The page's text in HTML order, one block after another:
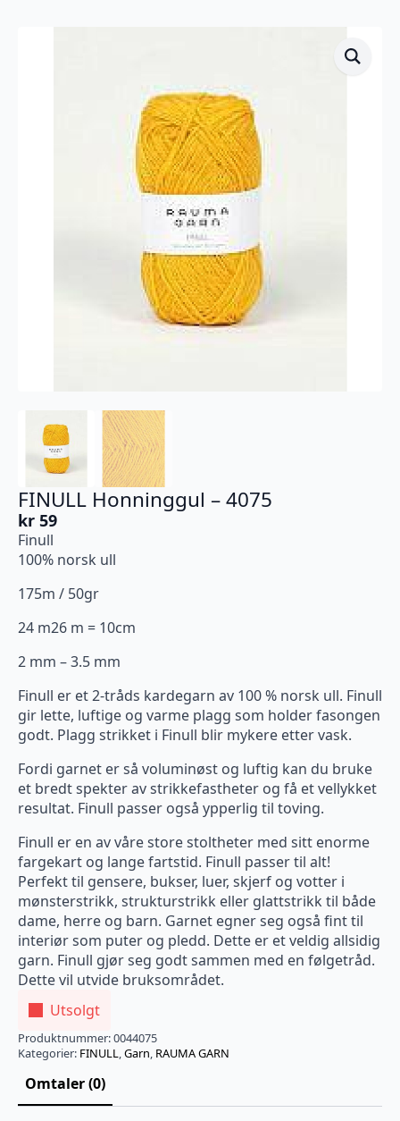
FINULL Honninggul – 4075
kr 59
Finull
100% norsk ull
175m / 50gr
24 m26 m = 10cm
2 mm – 3.5 mm
Finull er et 2-tråds kardegarn av 100 % norsk ull. Finull
gir lette, luftige og varme plagg som holder fasongen
godt. Plagg strikket i Finull blir mykere etter vask.
Fordi garnet er så voluminøst og luftig kan du bruke
et bredt spekter av strikkefastheter og få et vellykket
resultat. Finull passer også ypperlig til toving.
Finull er en av våre store stoltheter med sitt enorme
fargekart og lange fartstid. Finull passer til alt!
Perfekt til gensere, bukser, luer, skjerf og votter i
mønsterstrikk, strukturstrikk eller glattstrikk til både
dame, herre og barn. Garnet egner seg også fint til
interiør som puter og pledd. Dette er et veldig allsidig
garn. Finull gjør seg godt sammen med en følgetråd.
Dette vil utvide bruksområdet.
Utsolgt
Produktnummer:0044075
Kategorier: FINULL,Garn, RAUMA GARN
Omtaler (0)